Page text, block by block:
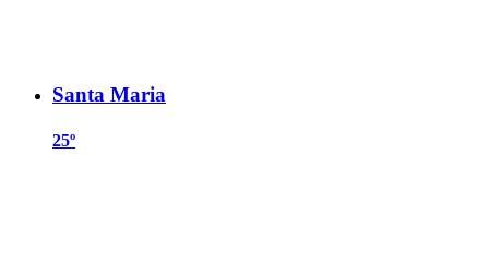
Santa Maria
25º